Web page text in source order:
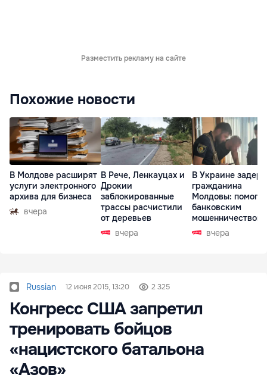
Разместить рекламу на сайте
Похожие новости
В Молдове расширят
услуги электронного
архива для бизнеса
вчера
В Рече, Ленкауцах и
Дрокии
заблокированные
трассы расчистили
от деревьев
вчера
В Украине
гражданина
Молдовы:
банковским
мошенничеством
Чехиивчера
Russian 12 июня 2015, 13:20 2 325
Конгресс США запретил
тренировать бойцов
«нацистского батальона
«Азов»